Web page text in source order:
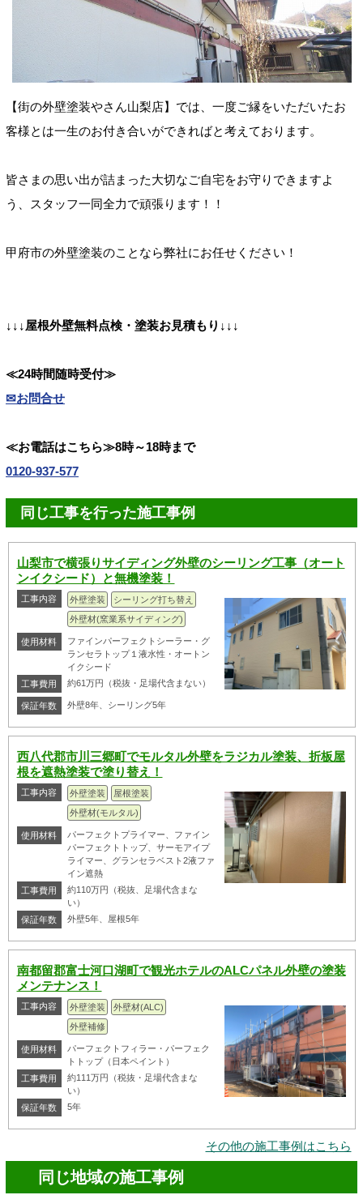
【街の外壁塗装やさん山梨店】では、一度ご縁をいただいたお
客様とは一生のお付き合いができればと考えております。
皆さまの思い出が詰まった大切なご自宅をお守りできますよ
う、スタッフ一同全力で頑張ります！！
甲府市の外壁塗装のことなら弊社にお任せください！
↓↓↓屋根外壁無料点検・塗装お見積もり↓↓↓
≪24時間随時受付≫
✉お問合せ
≪お電話はこちら≫8時～18時まで
0120-937-577
同じ工事を行った施工事例
山梨市で横張りサイディング外壁のシーリング工事（オート
ンイクシード）と無機塗装！
工事内容 外壁塗装
シーリング打ち替え
外壁材(窯業系サイディング)
使用材料
ファインパーフェクトシーラー・グ
ランセラトップ１液水性・オートン
イクシード
工事費用
約61万円（税抜・足場代含まない）
保証年数 外壁8年、シーリング5年
西八代郡市川三郷町でモルタル外壁をラジカル塗装、折板屋
根を遮熱塗装で塗り替え！
工事内容 外壁塗装
屋根塗装
外壁材(モルタル)
使用材料
パーフェクトプライマー、ファイン
パーフェクトトップ、サーモアイプ
ライマー、グランセラベスト2液ファ
イン遮熱
工事費用
約110万円（税抜、足場代含まな
い）
保証年数
外壁5年、屋根5年
南都留郡富士河口湖町で観光ホテルのALCパネル外壁の塗装
メンテナンス！
工事内容 外壁塗装
外壁材(ALC)
外壁補修
使用材料
パーフェクトフィラー・パーフェク
トトップ（日本ペイント）
工事費用
約111万円（税抜・足場代含まな
い）
保証年数
5年
その他の施工事例はこちら
同じ地域の施工事例